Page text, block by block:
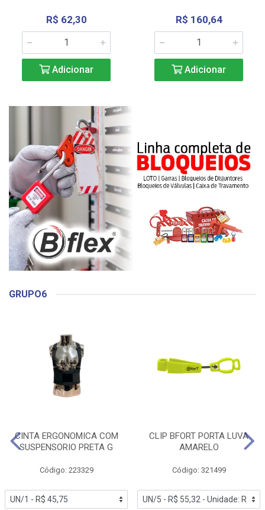
R$ 62,30
Adicionar
R$ 160,64
Adicionar
GRUPO6
CINTA ERGONOMICA COM
SUSPENSORIO PRETA G
Código: 223329
CLIP BFORT PORTA LUVA
AMARELO
Código: 321499